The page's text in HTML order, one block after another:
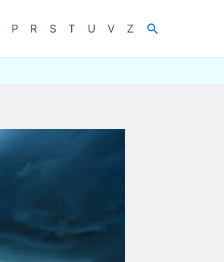
P R S T U V Z Cerca